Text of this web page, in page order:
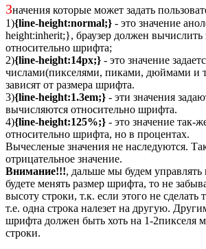
Значения которые может задать
1){line-height:normal;} - это значение
height:inherit;}, браузер должен вычислить
относительно шрифта;
2){line-height:14px;} - это значение
числами(пикселями, пиками, дюймами и
зависят от размера шрифта.
3){line-height:1.3em;} - эти значения
вычисляются относительно шрифта.
4){line-height:125%;} - это значение так-
относительно шрифта, но в процентах.
Вычесленые значения не наследуются.
отрицательное значение.
Внимание!!!, дальше мы будем
будете менять размер шрифта, то не
высоту строки, т.к. если этого не сделать
т.е. одна строка налезет на другую.
шрифта должен быть хоть на 1-2пикселя
строки.